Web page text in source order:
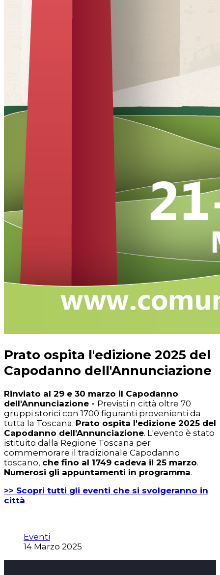
Prato ospita l'edizione 2025 del
Capodanno dell'Annunciazione
Rinviato al 29 e 30 marzo il Capodanno
dell'Annunciazione - Previsti n città oltre 70
gruppi storici con 1700 figuranti provenienti da
tutta la Toscana. Prato ospita l'edizione 2025 del
Capodanno dell'Annunciazione. L'evento è stato
istituito dalla Regione Toscana per
commemorare il tradizionale Capodanno
toscano, che fino al 1749 cadeva il 25 marzo.
Numerosi gli appuntamenti in programma.
>> Scopri tutti gli eventi che si svolgeranno in
città
Eventi
14 Marzo 2025